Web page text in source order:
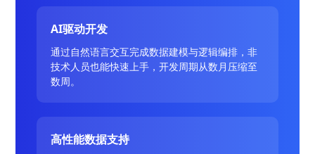
AI驱动开发
通过自然语言交互完成数据建模与逻辑编排，非
技术人员也能快速上手，开发周期从数月压缩至
数周。
高性能数据支持